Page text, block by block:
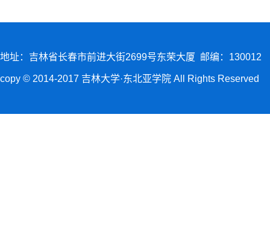
地址：吉林省长春市前进大街2699号东荣大厦 邮编：130012
copy © 2014-2017 吉林大学·东北亚学院 All Rights Reserved